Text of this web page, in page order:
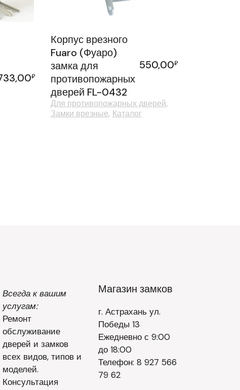
₽
Корпус врезного
Fuaro (Фуаро)
замка для
противопожарных
дверей FL-0432
550,00₽
Для противопожарных дверей
Замки врезные Каталог
Всегда к вашим
услугам:
Ремонт
обслуживание
дверей и замков
всех видов, типов и
моделей.
Консультация
Магазин замков
г. Астрахань ул.
Победы 13
Ежедневно с 9:00
до 18:00
Телефон: 8 927 566
79 62